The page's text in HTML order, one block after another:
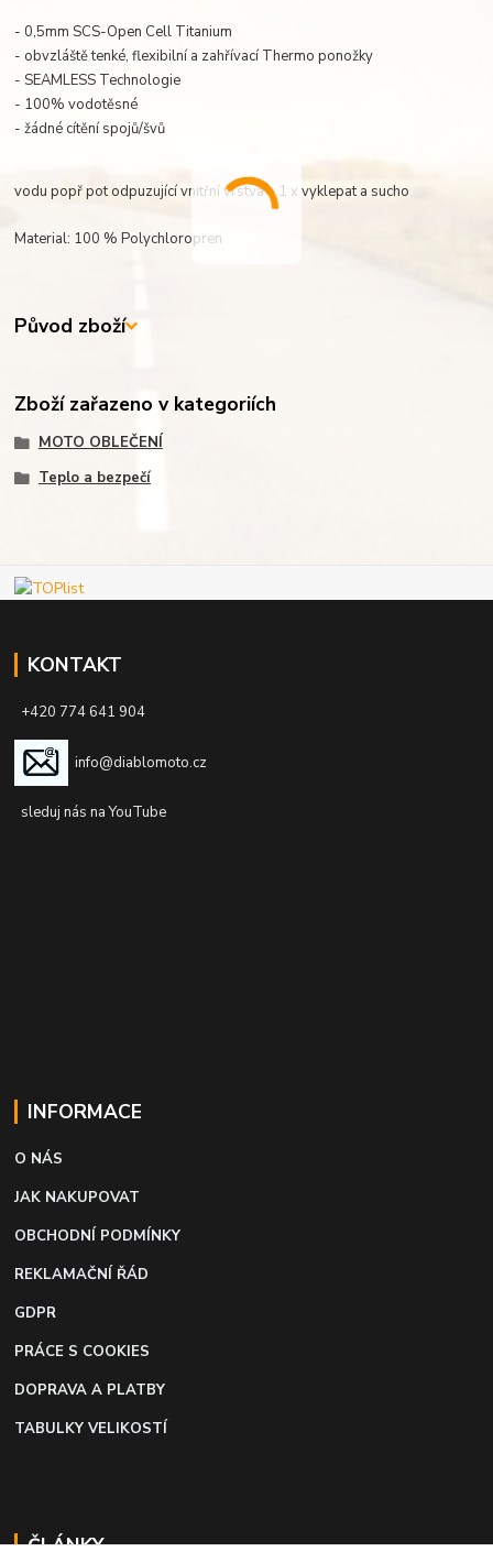
- 0,5mm SCS-Open Cell Titanium
- obvzláště tenké, flexibilní a zahřívací Thermo ponožky
- SEAMLESS Technologie
- 100% vodotěsné
- žádné cítění spojů/švů
vodu popř pot odpuzující vnitřní vrstva – 1 x vyklepat a sucho
Material: 100 % Polychloropren
Původ zboží
Zboží zařazeno v kategoriích
MOTO OBLEČENÍ
Teplo a bezpečí
KONTAKT
+420 774 641 904
info@diablomoto.cz
sleduj nás na YouTube
INFORMACE
O NÁS
JAK NAKUPOVAT
OBCHODNÍ PODMÍNKY
REKLAMAČNÍ ŘÁD
GDPR
PRÁCE S COOKIES
DOPRAVA A PLATBY
TABULKY VELIKOSTÍ
ČLÁNKY